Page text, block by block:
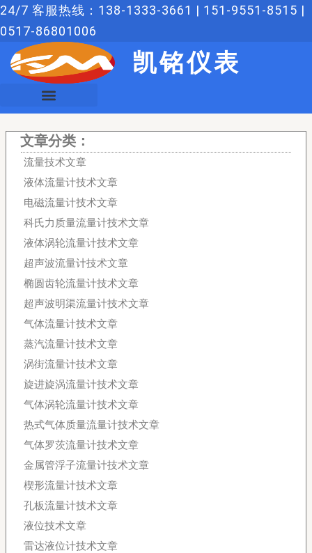
跳
至
24/7 客服热线：138-1333-3661 | 151-9551-8515 |
0517-86801006
凯铭仪表
文章分类：
流量技术文章
液体流量计技术文章
电磁流量计技术文章
科氏力质量流量计技术文章
液体涡轮流量计技术文章
超声波流量计技术文章
椭圆齿轮流量计技术文章
超声波明渠流量计技术文章
气体流量计技术文章
蒸汽流量计技术文章
涡街流量计技术文章
旋进旋涡流量计技术文章
气体涡轮流量计技术文章
热式气体质量流量计技术文章
气体罗茨流量计技术文章
金属管浮子流量计技术文章
楔形流量计技术文章
孔板流量计技术文章
液位技术文章
雷达液位计技术文章